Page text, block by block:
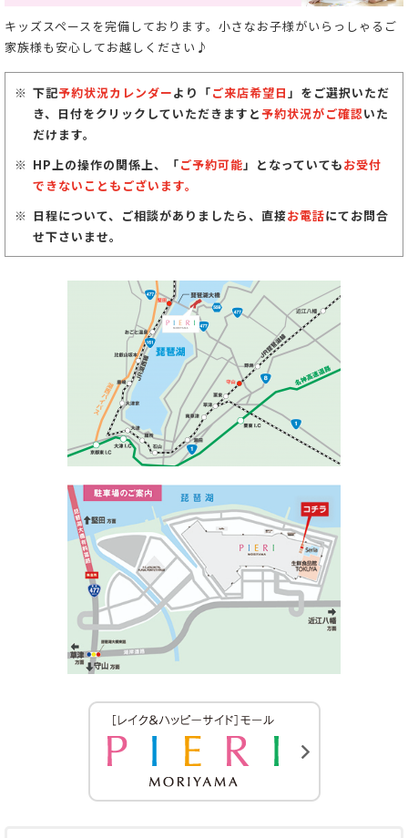
キッズスペースを完備しております。小さなお子様がいらっしゃるご
家族様も安心してお越しください♪
下記予約状況カレンダーより「ご来店希望日」をご選択いただ
き、日付をクリックしていただきますと予約状況がご確認いた
だけます。
HP上の操作の関係上、「ご予約可能」となっていてもお受付
できないこともございます。
日程について、ご相談がありましたら、直接お電話にてお問合
せ下さいませ。